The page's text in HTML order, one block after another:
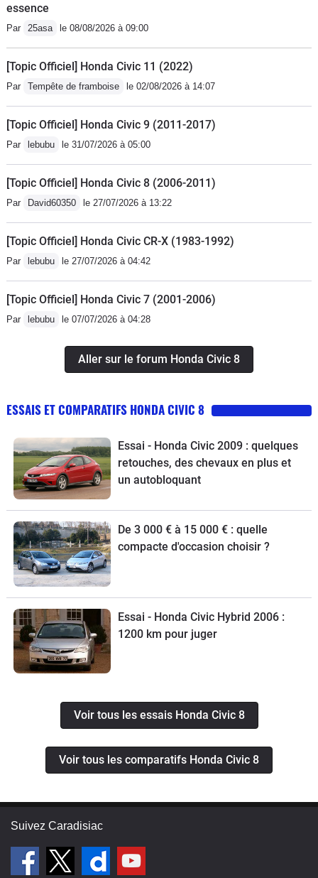
essence
Par 25asa le 08/08/2026 à 09:00
[Topic Officiel] Honda Civic 11 (2022)
Par Tempête de framboise le 02/08/2026 à 14:07
[Topic Officiel] Honda Civic 9 (2011-2017)
Par lebubu le 31/07/2026 à 05:00
[Topic Officiel] Honda Civic 8 (2006-2011)
Par David60350 le 27/07/2026 à 13:22
[Topic Officiel] Honda Civic CR-X (1983-1992)
Par lebubu le 27/07/2026 à 04:42
[Topic Officiel] Honda Civic 7 (2001-2006)
Par lebubu le 07/07/2026 à 04:28
Aller sur le forum Honda Civic 8
ESSAIS ET COMPARATIFS HONDA CIVIC 8
Essai - Honda Civic 2009 : quelques
retouches, des chevaux en plus et
un autobloquant
De 3 000 € à 15 000 € : quelle
compacte d'occasion choisir ?
Essai - Honda Civic Hybrid 2006 :
1200 km pour juger
Voir tous les essais Honda Civic 8
Voir tous les comparatifs Honda Civic 8
Suivez Caradisiac